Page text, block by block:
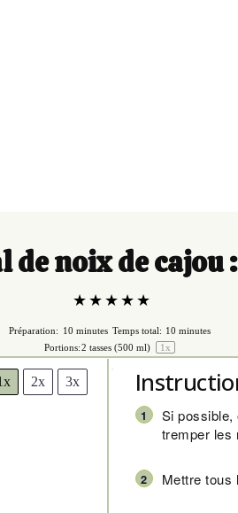
de noix de cajou
★ ★ ★ ★ ★
Préparation: 10 minutes Temps total: 10 minutes
Portions: 2 tasses (500 ml) 1x
2x 3x
Si possible,
tremper les
Mettre tous